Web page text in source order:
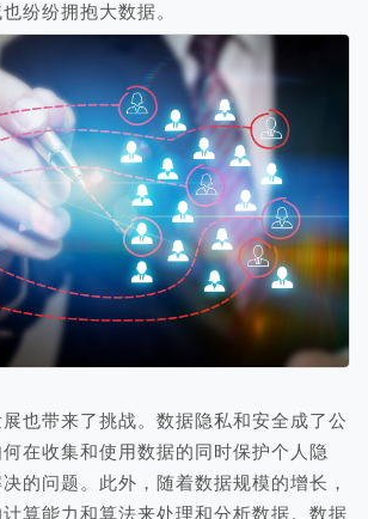
纷纷拥抱大数据。
也带来了挑战。数据隐私和安全成了公
在收集和使用数据的同时保护个人隐
的问题。此外，随着数据规模的增长，
算能力和算法来处理和分析数据。数据